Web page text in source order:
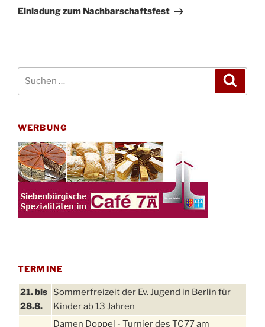
Beitrag
Einladung zum Nachbarschaftsfest
WERBUNG
TERMINE
21. bis
28.8.
Sommerfreizeit der Ev. Jugend in Berlin für
Kinder ab 13 Jahren
Damen Doppel - Turnier des TC77 am